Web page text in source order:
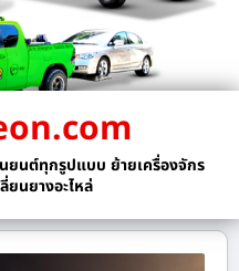
ยนต์ทุกรูปแบบ ย้ายเครื่องจักร
ยนยางอะไหล่